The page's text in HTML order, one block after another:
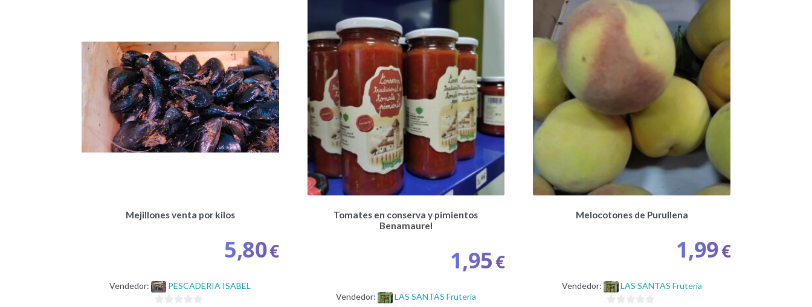
Mejillones venta por kilos
5,80€
Vendedor: PESCADERIA ISABEL
Tomates en conserva y pimientos
Benamaurel
1,95€
Vendedor: LAS SANTAS Frutería
Melocotones de Purullena
1,99€
Vendedor: LAS SANTAS Frutería